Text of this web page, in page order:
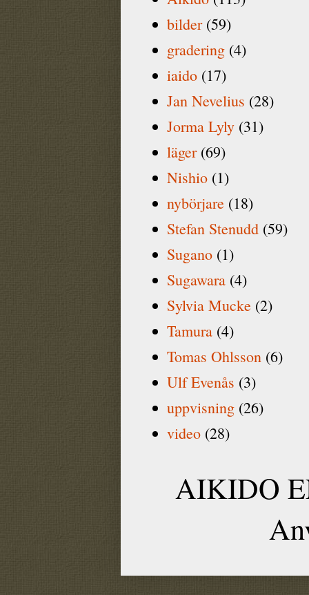
bilder (59)
gradering (4)
iaido (17)
Jan Nevelius (28)
Jorma Lyly (31)
läger (69)
Nishio (1)
nybörjare (18)
Stefan Stenudd (59)
Sugano (1)
Sugawara (4)
Sylvia Mucke (2)
Tamura (4)
Tomas Ohlsson (6)
Ulf Evenås (3)
uppvisning (26)
video (28)
AIKIDO